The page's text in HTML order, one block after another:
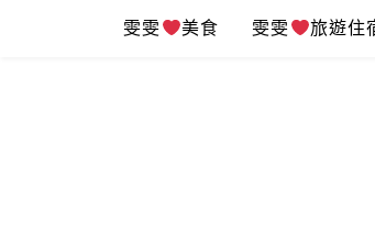
雯雯 美食 雯雯 旅遊住